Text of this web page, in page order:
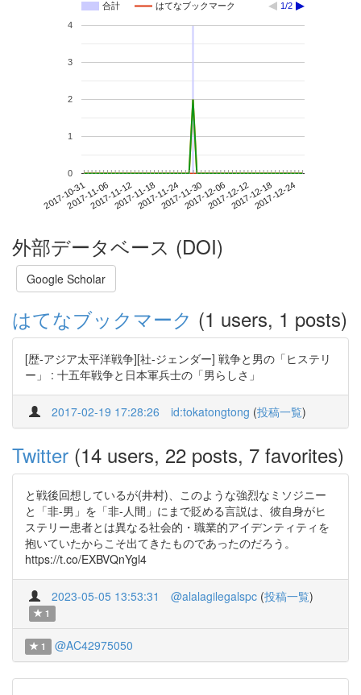
合計 はてなブックマーク 1/2
2017-10-312017-11-062017-11-122017-11-182017-11-242017-11-302017-12-062017-12-122017-12-182017-12-24
0
1
2
3
4
外部データベース (DOI)
Google Scholar
はてなブックマーク (1 users, 1 posts)
[歴-アジア太平洋戦争][社-ジェンダー] 戦争と男の「ヒステリ
ー」 : 十五年戦争と日本軍兵士の「男らしさ」
2017-02-19 17:28:26 id:tokatongtong (投稿一覧)
Twitter (14 users, 22 posts, 7 favorites)
と戦後回想しているが(井村)、このような強烈なミソジニー
と「非-男」を「非-人間」にまで貶める言説は、彼自身がヒ
ステリー患者とは異なる社会的・職業的アイデンティティを
抱いていたからこそ出てきたものであったのだろう。
https://t.co/EXBVQnYgl4
2023-05-05 13:53:31 @alalagilegalspc (投稿一覧)
1
1 @AC42975050